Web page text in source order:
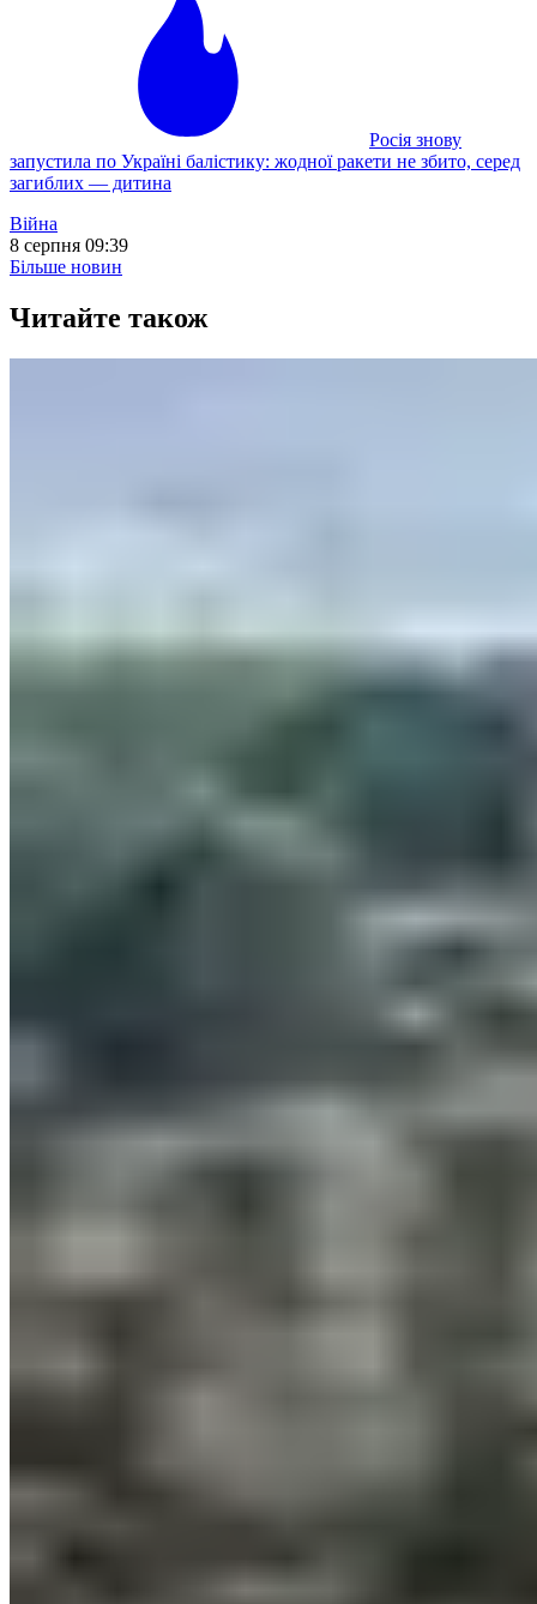
Росія знову
запустила по Україні балістику: жодної ракети не збито, серед
загиблих — дитина
Війна
8 серпня 09:39
Більше новин
Читайте також